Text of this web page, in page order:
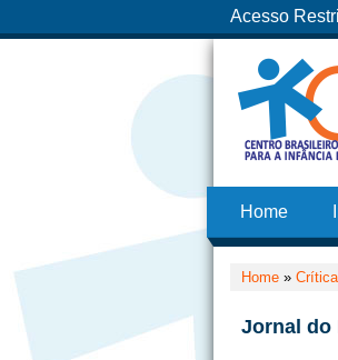
Acesso
Home
Home »
Jornal do